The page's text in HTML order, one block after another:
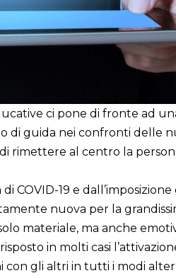
ci pone di fronte ad
di guida nei confronti delle
rimettere al centro la
COVID-19 e
nuova per la
materiale, ma anche
in molti casi
gli altri in tutti i modi